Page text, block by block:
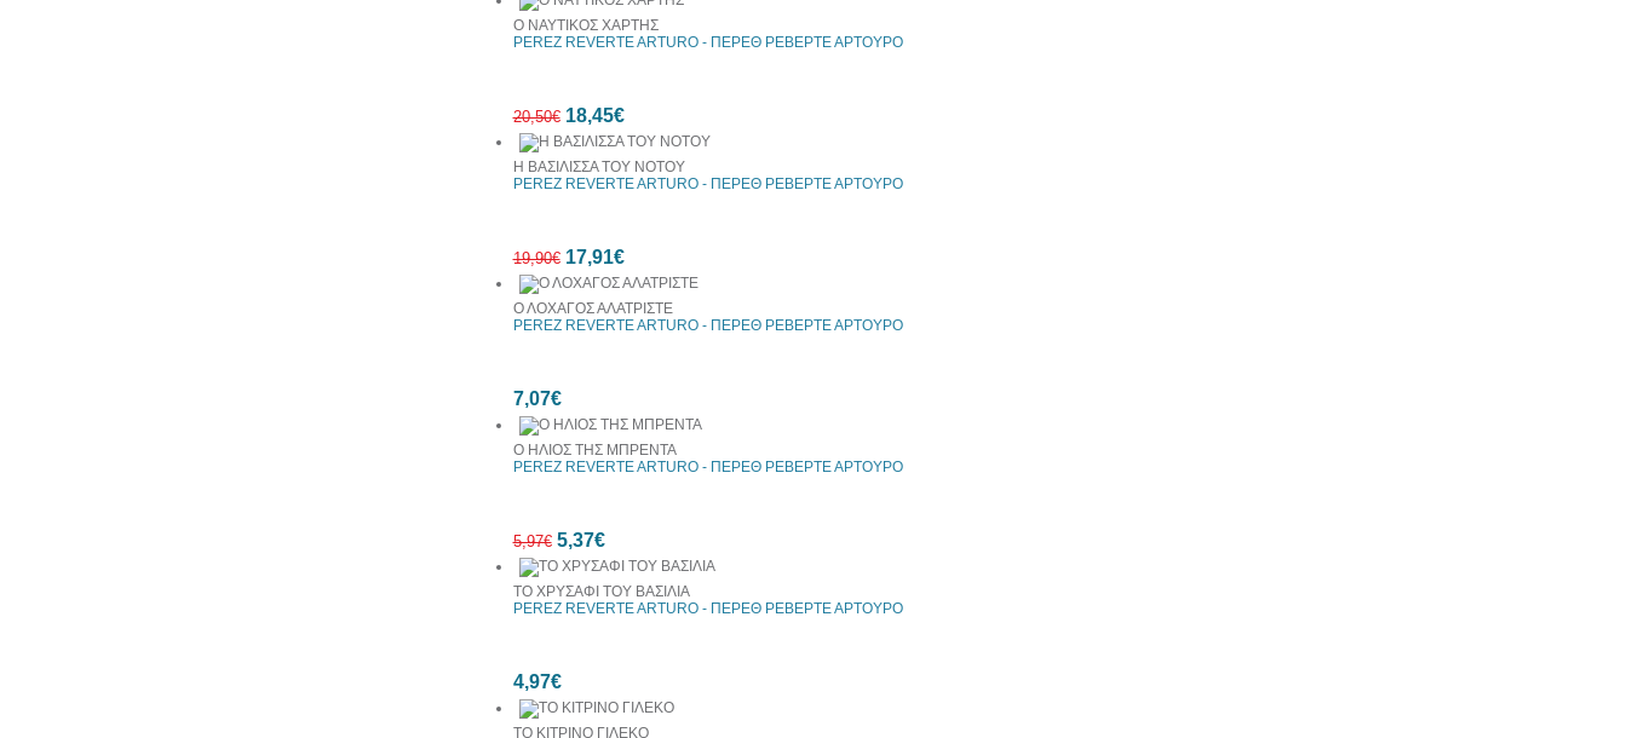
Ο ΝΑΥΤΙΚΟΣ ΧΑΡΤΗΣ
PEREZ REVERTE ARTURO - ΠΕΡΕΘ ΡΕΒΕΡΤΕ ΑΡΤΟΥΡΟ
20,50€ 18,45€
Η ΒΑΣΙΛΙΣΣΑ ΤΟΥ ΝΟΤΟΥ
PEREZ REVERTE ARTURO - ΠΕΡΕΘ ΡΕΒΕΡΤΕ ΑΡΤΟΥΡΟ
19,90€ 17,91€
Ο ΛΟΧΑΓΟΣ ΑΛΑΤΡΙΣΤΕ
PEREZ REVERTE ARTURO - ΠΕΡΕΘ ΡΕΒΕΡΤΕ ΑΡΤΟΥΡΟ
7,07€
Ο ΗΛΙΟΣ ΤΗΣ ΜΠΡΕΝΤΑ
PEREZ REVERTE ARTURO - ΠΕΡΕΘ ΡΕΒΕΡΤΕ ΑΡΤΟΥΡΟ
5,97€ 5,37€
ΤΟ ΧΡΥΣΑΦΙ ΤΟΥ ΒΑΣΙΛΙΑ
PEREZ REVERTE ARTURO - ΠΕΡΕΘ ΡΕΒΕΡΤΕ ΑΡΤΟΥΡΟ
4,97€
ΤΟ ΚΙΤΡΙΝΟ ΓΙΛΕΚΟ